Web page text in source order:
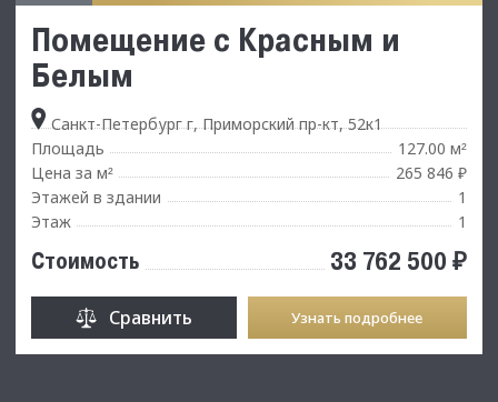
Помещение с Красным и
Белым
Санкт-Петербург г, Приморский пр-кт, 52к1
Площадь
127.00 м²
Цена за м²
265 846 ₽
Этажей в здании
1
Этаж
1
Стоимость 33 762 500 ₽
Сравнить Узнать подробнее